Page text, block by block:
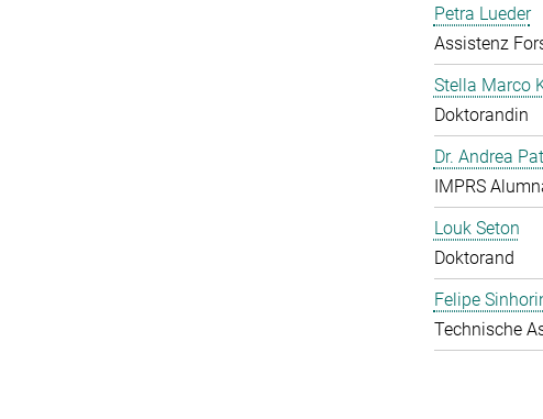
Petra Lueder
Assistenz
Stella Marco
Doktorandin
Dr. Andrea
IMPRS
Louk Seton
Doktorand
Felipe
Technische